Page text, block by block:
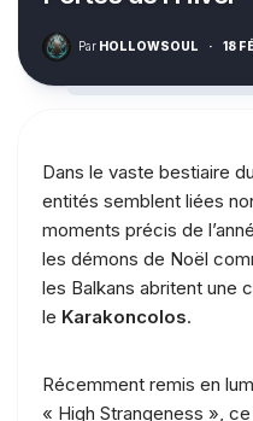
Par HOLLOWSOUL · 18
Dans le vaste bestiaire
entités semblent liées
moments précis de
les démons de Noël
les Balkans abritent une
le Karakoncolos.
Récemment remis en
« High Strangeness »,